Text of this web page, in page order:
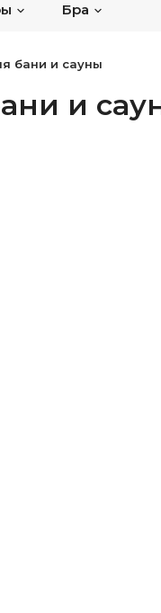
Бра
бани и сауны
и